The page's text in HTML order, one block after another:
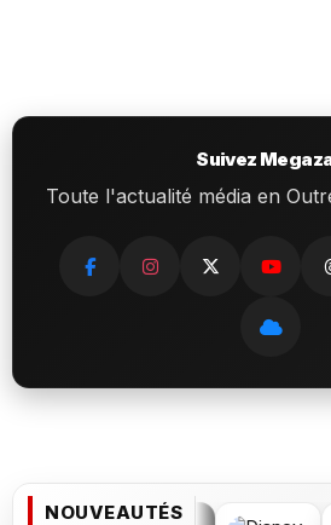
Suivez
Toute l'actualité média en
NOUVEAUTÉS